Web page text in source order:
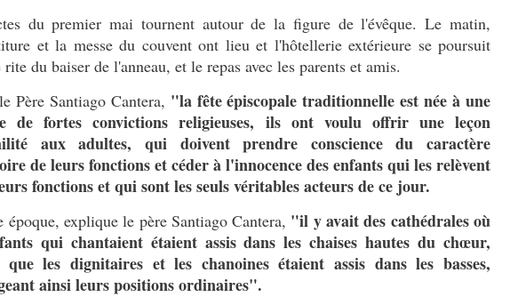
du premier mai tournent autour de la figure de l'évêque. Le matin,
et la messe du couvent ont lieu et l'hôtellerie extérieure se poursuit
rite du baiser de l'anneau, et le repas avec les parents et amis.
Père Santiago Cantera, "la fête épiscopale traditionnelle est née à une
de fortes convictions religieuses, ils ont voulu offrir une leçon
aux adultes, qui doivent prendre conscience du caractère
de leurs fonctions et céder à l'innocence des enfants qui les relèvent
fonctions et qui sont les seuls véritables acteurs de ce jour.
époque, explique le père Santiago Cantera, "il y avait des cathédrales où
qui chantaient étaient assis dans les chaises hautes du chœur,
que les dignitaires et les chanoines étaient assis dans les basses,
ainsi leurs positions ordinaires".